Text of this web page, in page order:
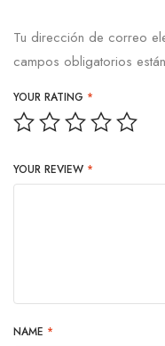
Tu dirección de correo
campos obligatorios
YOUR RATING *
YOUR REVIEW *
NAME *